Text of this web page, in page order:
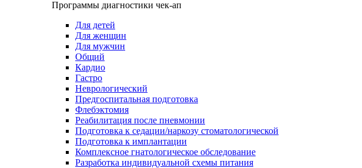
Программы диагностики чек-ап
Для детей
Для женщин
Для мужчин
Общий
Кардио
Гастро
Неврологический
Предгоспитальная подготовка
Флебэктомия
Реабилитация после пневмонии
Подготовка к седации/наркозу стоматологической
Подготовка к имплантации
Комплексное гнатологическое обследование
Разработка индивидуальной схемы питания